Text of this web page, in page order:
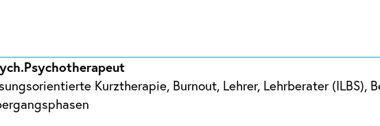
Kurztherapie, Burnout, Lehrer, Lehrberater (ILBS),